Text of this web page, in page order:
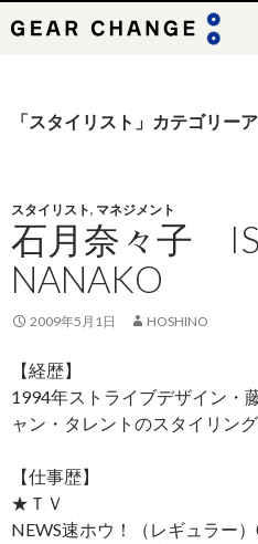
検
索
ン
キ
ッ
プ
「スタイリスト」カテゴリー
スタイリスト, マネジメント
石月奈々子
NANAKO
2009年5月1日 HOSHINO
【経歴】
1994年ストライブデザイン・
ャン・タレントのスタイリング
【仕事歴】
★ＴＶ
NEWS速ホウ！（レギュラー